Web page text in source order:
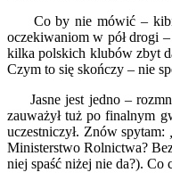
Co by nie mówić – kibic
oczekiwaniom w pół drogi
kilka polskich klubów zbyt
Czym to się skończy – nie
Jasne jest jedno –
zauważył tuż po finalnym
uczestniczył. Znów spytam:
Ministerstwo Rolnictwa?
niej spaść niżej nie da?).